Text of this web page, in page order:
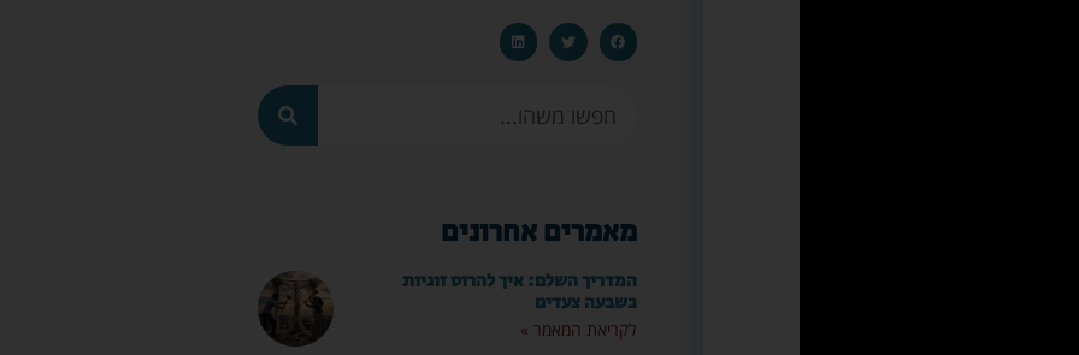
מאמרים אחרונים
המדריך השלם: איך להרוס זוגיות
בשבעה צעדים
לקריאת המאמר »